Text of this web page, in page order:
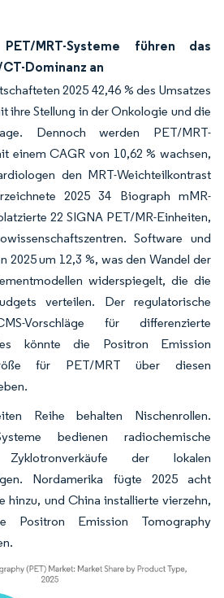
MRT-Systeme führen das
Dominanz an
2025 42,46 % des Umsatzes
ihre Stellung in der Onkologie und die
Dennoch werden PET/MRT-
einem CAGR von 10,62 % wachsen,
den MRT-Weichteilkontrast
2025 34 Biograph mMR-
22 SIGNA PET/MR-Einheiten,
Software und
2025 um 12,3 %, was den Wandel der
widerspiegelt, die die
verteilen. Der regulatorische
Vorschläge für differenzierte
könnte die Positron Emission
für PET/MRT über diesen
Reihe behalten Nischenrollen.
bedienen radiochemische
der lokalen
Nordamerika fügte 2025 acht
hinzu, und China installierte vierzehn,
Positron Emission Tomography